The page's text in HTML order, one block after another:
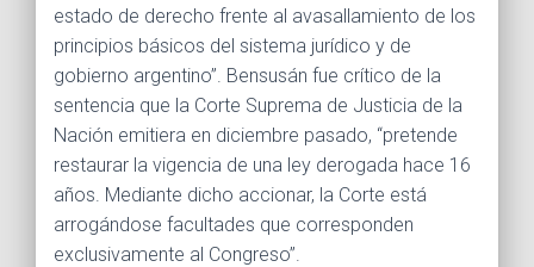
estado de derecho frente al avasallamiento de los
principios básicos del sistema jurídico y de
gobierno argentino”. Bensusán fue crítico de la
sentencia que la Corte Suprema de Justicia de la
Nación emitiera en diciembre pasado, “pretende
restaurar la vigencia de una ley derogada hace 16
años. Mediante dicho accionar, la Corte está
arrogándose facultades que corresponden
exclusivamente al Congreso”.